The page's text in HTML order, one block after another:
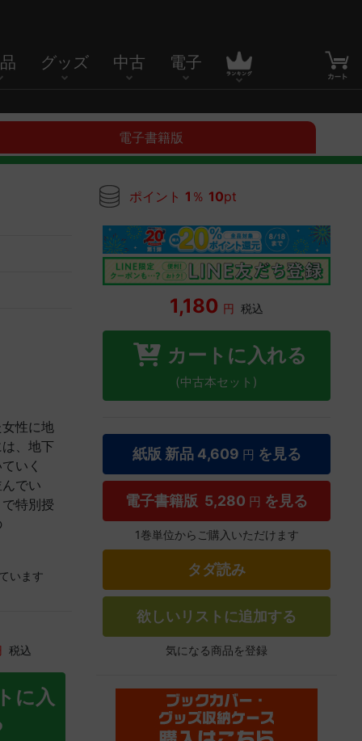
グッズ 中古 電子
電子書籍版
性に地
、地下
いく
でい
特別授
います
税込
に入
ポイント 1 ％ 10pt
1,180 円 税込
カートに入れる
(中古本セット)
紙版 新品 4,609 円 を見る
電子書籍版 5,280 円 を見る
1巻単位からご購入いただけます
タダ読み
欲しいリストに追加する
気になる商品を登録